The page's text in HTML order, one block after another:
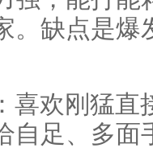
。缺点是爆
喜欢刚猛直
自足、多面